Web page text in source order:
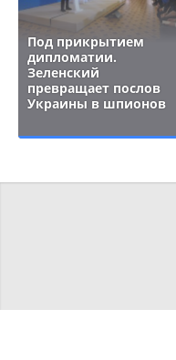
Под прикрытием
дипломатии.
Зеленский
превращает послов
Украины в шпионов